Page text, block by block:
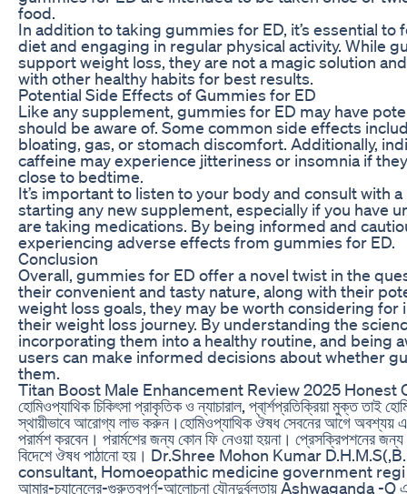
food.
In addition to taking gummies for ED, it’s essential to
diet and engaging in regular physical activity. While
support weight loss, they are not a magic solution
with other healthy habits for best results.
Potential Side Effects of Gummies for ED
Like any supplement, gummies for ED may have
should be aware of. Some common side effects
bloating, gas, or stomach discomfort. Additionally,
caffeine may experience jitteriness or insomnia if
close to bedtime.
It’s important to listen to your body and consult with
starting any new supplement, especially if you have
are taking medications. By being informed and
experiencing adverse effects from gummies for ED.
Conclusion
Overall, gummies for ED offer a novel twist in the
their convenient and tasty nature, along with their
weight loss goals, they may be worth considering for
their weight loss journey. By understanding the
incorporating them into a healthy routine, and being
users can make informed decisions about whether
them.
Titan Boost Male Enhancement Review 2025 Honest
হোমিওপ্যাথিক চিকিৎসা প্রাকৃতিক ও ন্যাচারাল, প্বা্র্শপ্রতিক্রিয়া মুক্ত তাই
স্থায়ীভাবে আরোগ্য লাভ করুন।হোমিওপ্যাথিক ঔষধ সেবনের আগে অবশ্যয়
পরার্মশ করবেন। পরার্মশের জন্য কোন ফি নেওয়া হয়না। প্রেসক্রিপশনের জন্য
বিদেশে ঔষধ পাঠানো হয়। Dr.Shree Mohon Kumar
consultant, Homoeopathic medicine government
আমার-চ্যানেলের-গুরুত্বপূর্ণ-আলোচনা যৌনদুর্বলতায় Ashwaganda -